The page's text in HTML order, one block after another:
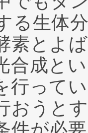
る生体
とよ
合成と
行って
おうと